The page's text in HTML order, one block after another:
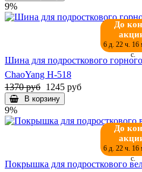
9%
До
6 д. 22 ч. 16
с.
Шина для подросткового
ChaoYang Н-518
1370 руб 1245 руб
В корзину
9%
До
6 д. 22 ч. 16
с.
Покрышка для подросткового